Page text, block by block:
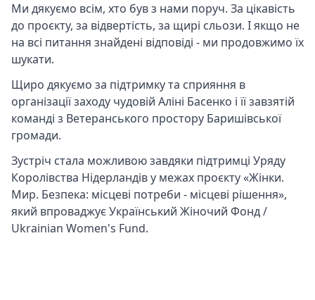
Ми дякуємо всім, хто був з нами поруч. За цікавість
до проєкту, за відвертість, за щирі сльози. І якщо не
на всі питання знайдені відповіді - ми продовжимо їх
шукати.
Щиро дякуємо за підтримку та сприяння в
організації заходу чудовій Аліні Басенко і її завзятій
команді з Ветеранського простору Баришівської
громади.
Зустріч стала можливою завдяки підтримці Уряду
Королівства Нідерландів у межах проєкту «Жінки.
Мир. Безпека: місцеві потреби - місцеві рішення»,
який впроваджує Український Жіночий Фонд /
Ukrainian Women's Fund.